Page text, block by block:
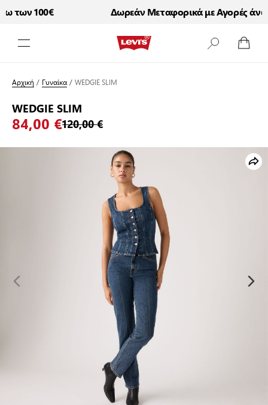
των 100€ Δωρεάν Μεταφορικά με Αγορές άνω
Αρχική / Γυναίκα/WEDGIE SLIM
WEDGIE SLIM
84,00 €120,00 €